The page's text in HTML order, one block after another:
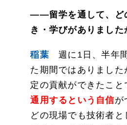
——留学を通して、ど
き・学びがありました
稲葉 週に1日、半年
た期間ではありました
定の貢献ができたこと
通用するという自信が
どの現場でも技術者と